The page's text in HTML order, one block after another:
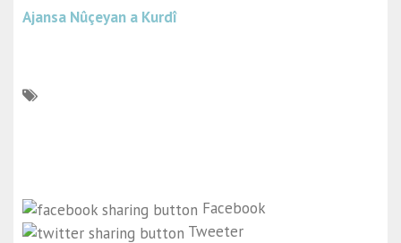
Ajansa Nûçeyan a Kurdî
Facebook
Tweeter